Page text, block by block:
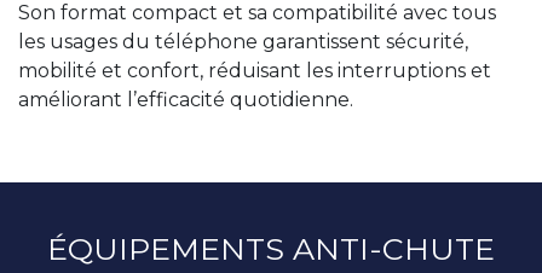
Son format compact et sa compatibilité avec tous
les usages du téléphone garantissent sécurité,
mobilité et confort, réduisant les interruptions et
améliorant l’efficacité quotidienne.
ÉQUIPEMENTS ANTI-CHUTE